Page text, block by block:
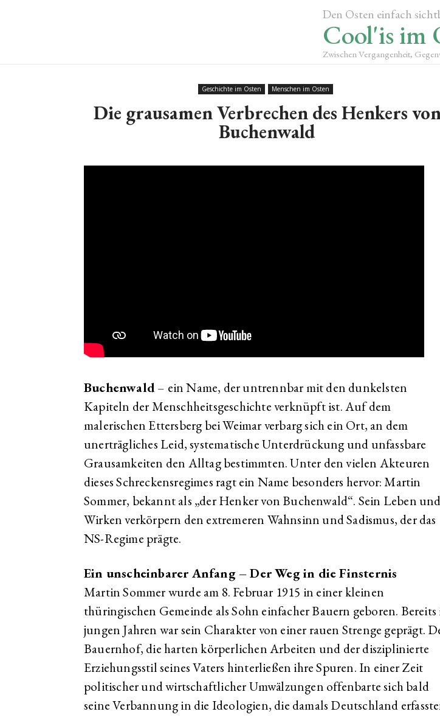
Den Osten einfach
Cool'is im
Zwischen Vergangenheit,
Geschichte im Osten Menschen im Osten
Die grausamen Verbrechen des Henkers
Buchenwald
Buchenwald– ein Name, der untrennbar mit den dunkelsten
Kapiteln der Menschheitsgeschichte verknüpft ist. Auf dem
malerischen Ettersberg bei Weimar verbarg sich ein Ort, an dem
unerträgliches Leid, systematische Unterdrückung und unfassbare
Grausamkeiten den Alltag bestimmten. Unter den vielen Akteuren
dieses Schreckensregimes ragt ein Name besonders hervor: Martin
Sommer, bekannt als „der Henker von Buchenwald“. Sein Leben und
Wirken verkörpern den extremeren Wahnsinn und Sadismus, der das
NS-Regime prägte.
Ein unscheinbarer Anfang – Der Weg in die Finsternis
Martin Sommer wurde am 8. Februar 1915 in einer kleinen
thüringischen Gemeinde als Sohn einfacher Bauern geboren. Bereits
jungen Jahren war sein Charakter von einer rauen Strenge geprägt.
Bauernhof, die harten körperlichen Arbeiten und der disziplinierte
Erziehungsstil seines Vaters hinterließen ihre Spuren. In einer Zeit
politischer und wirtschaftlicher Umwälzungen offenbarte sich bald
seine Verbannung in die Ideologien, die damals Deutschland